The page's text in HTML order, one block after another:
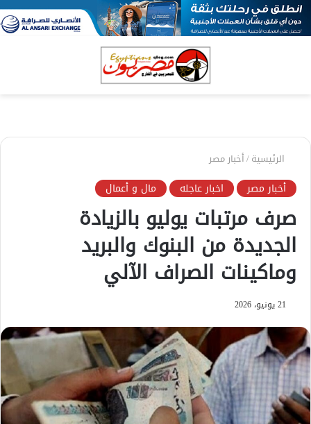
الرئيسية/أخبار مصر
أخبار مصر اخبار عاجله مال و أعمال
صرف مرتبات يوليو بالزيادة
الجديدة من البنوك والبريد
وماكينات الصراف الآلي
21 يونيو، 2026